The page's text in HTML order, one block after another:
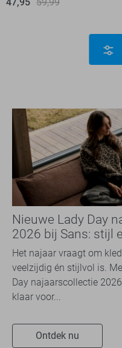
Nieuwe Lady Day
2026 bij Sans: stijl
travelkwaliteit
Het najaar vraagt om
veelzijdig én stijlvol is.
Day najaarscollectie
klaar voor...
Ontdek nu